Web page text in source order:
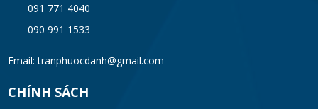
091 771 4040
090 991 1533
Email: tranphuocdanh@gmail.com
CHÍNH SÁCH